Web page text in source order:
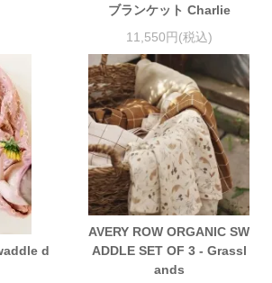
ブランケット Charlie
11,550円(税込)
d
AVERY ROW ORGANIC SW
ADDLE SET OF 3 - Grassl
ands